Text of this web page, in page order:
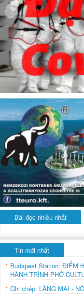
Bài đọc nhiều nhất
Tin mới nhất
Budapest Station: ĐIỂM
HÀNH TRÌNH PHỞ
Ghi chép: LÀNG MAI -